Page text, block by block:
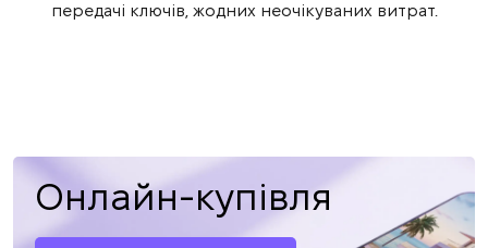
передачі ключів, жодних неочікуваних витрат.
Онлайн-купівля